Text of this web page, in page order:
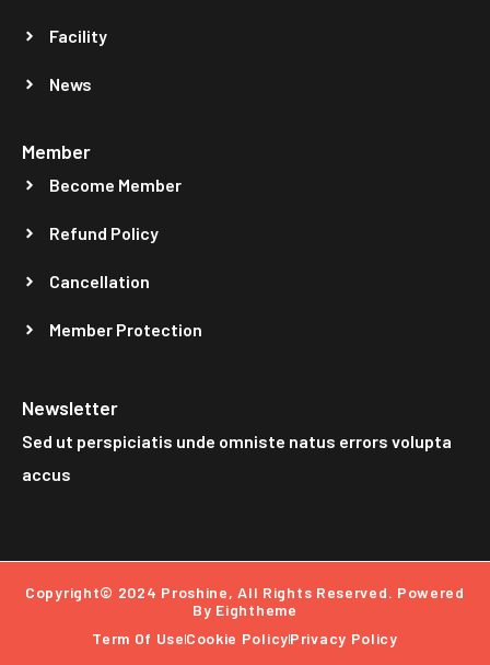
Facility
News
Member
Become Member
Refund Policy
Cancellation
Member Protection
Newsletter
Sed ut perspiciatis unde omniste natus errors volupta
accus
Copyright© 2024 Proshine, All Rights Reserved. Powered
By Eightheme
Term Of UseCookie PolicyPrivacy Policy